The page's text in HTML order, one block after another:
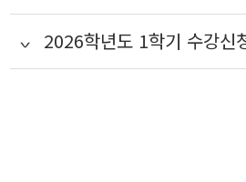
2026학년도 1학기 수강신